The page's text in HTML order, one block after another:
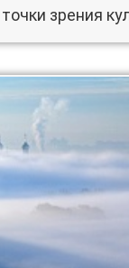
зрения